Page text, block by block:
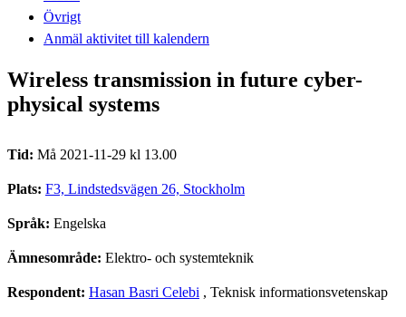
Övrigt
Anmäl aktivitet till kalendern
Wireless transmission in future cyber-
physical systems
Tid: Må 2021-11-29 kl 13.00
Plats: F3, Lindstedsvägen 26, Stockholm
Språk: Engelska
Ämnesområde: Elektro- och systemteknik
Respondent: Hasan Basri Celebi , Teknisk informationsvetenskap